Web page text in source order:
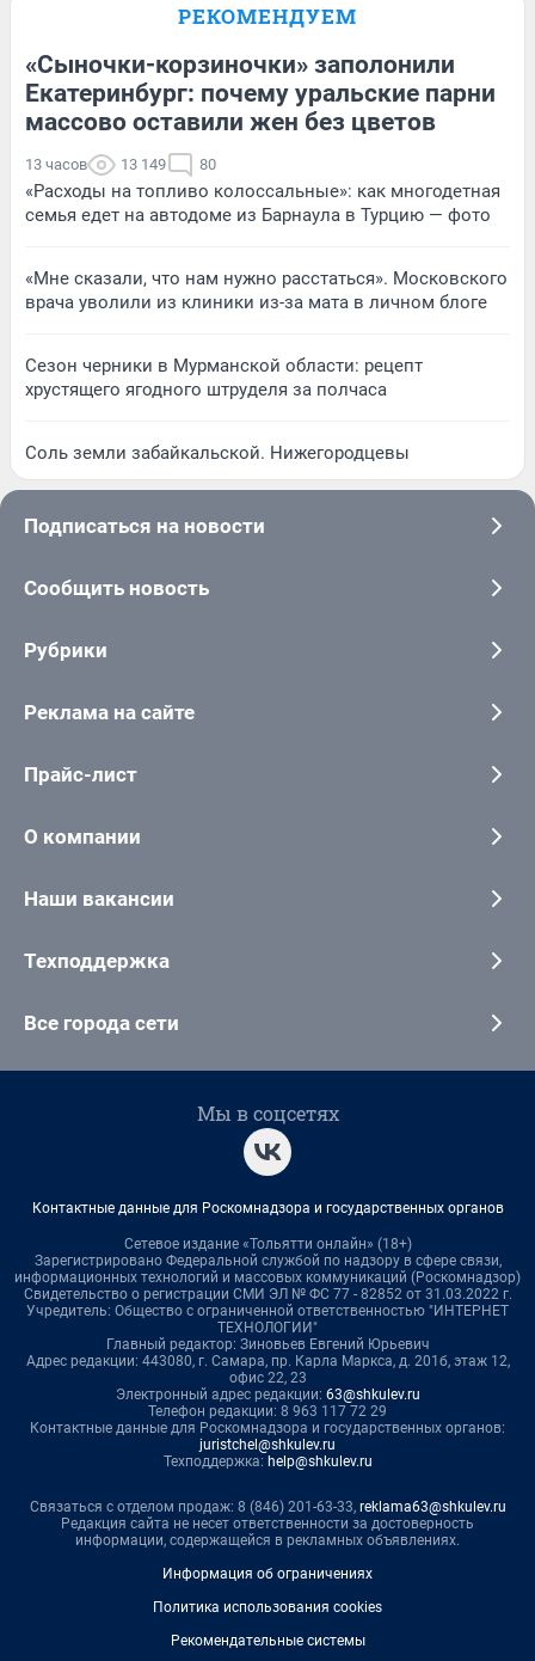
РЕКОМЕНДУЕМ
«Сыночки-корзиночки» заполонили
Екатеринбург: почему уральские парни
массово оставили жен без цветов
13 часов 13 149 80
«Расходы на топливо колоссальные»: как многодетная
семья едет на автодоме из Барнаула в Турцию — фото
«Мне сказали, что нам нужно расстаться». Московского
врача уволили из клиники из-за мата в личном блоге
Сезон черники в Мурманской области: рецепт
хрустящего ягодного штруделя за полчаса
Соль земли забайкальской. Нижегородцевы
Подписаться на новости
Сообщить новость
Рубрики
Реклама на сайте
Прайс-лист
О компании
Наши вакансии
Техподдержка
Все города сети
Мы в соцсетях
Контактные данные для Роскомнадзора и государственных органов
Сетевое издание «Тольятти онлайн» (18+)
Зарегистрировано Федеральной службой по надзору в сфере связи,
информационных технологий и массовых коммуникаций (Роскомнадзор)
Свидетельство о регистрации СМИ ЭЛ № ФС 77 - 82852 от 31.03.2022 г.
Учредитель: Общество с ограниченной ответственностью "ИНТЕРНЕТ
ТЕХНОЛОГИИ"
Главный редактор: Зиновьев Евгений Юрьевич
Адрес редакции: 443080, г. Самара, пр. Карла Маркса, д. 201б, этаж 12,
офис 22, 23
Электронный адрес редакции: 63@shkulev.ru
Телефон редакции: 8 963 117 72 29
Контактные данные для Роскомнадзора и государственных органов:
juristchel@shkulev.ru
Техподдержка: help@shkulev.ru
Связаться с отделом продаж: 8 (846) 201-63-33, reklama63@shkulev.ru
Редакция сайта не несет ответственности за достоверность
информации, содержащейся в рекламных объявлениях.
Информация об ограничениях
Политика использования cookies
Рекомендательные системы